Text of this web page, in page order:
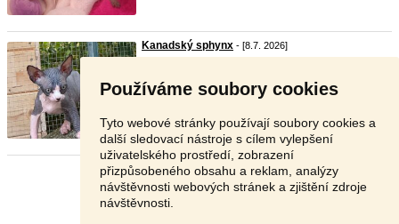
Používáme soubory cookies
Tyto webové stránky používají soubory cookies a
další sledovací nástroje s cílem vylepšení
uživatelského prostředí, zobrazení
přizpůsobeného obsahu a reklam, analýzy
návštěvnosti webových stránek a zjištění zdroje
návštěvnosti.
Kanadský sphynx - [8.7. 2026]
15 000 Kč
Stránka: 1 2 Další